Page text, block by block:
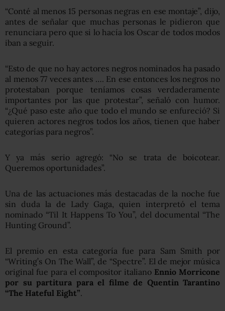
“Conté al menos 15 personas negras en ese montaje”, dijo,
antes de señalar que muchas personas le pidieron que
renunciara pero que si lo hacía los Oscar de todos modos
iban a seguir.
“Esto de que no hay actores negros nominados ha pasado
al menos 77 veces antes …. En ese entonces los negros no
protestaban porque teníamos cosas verdaderamente
importantes por las que protestar”, señaló con humor.
“¿Qué paso este año que todo el mundo se enfureció? Si
quieren actores negros todos los años, tienen que haber
categorías para negros”.
Y ya más serio agregó: “No se trata de boicotear.
Queremos oportunidades”.
Una de las actuaciones más destacadas de la noche fue
sin duda la de Lady Gaga, quien interpretó el tema
nominado “Til It Happens To You”, del documental “The
Hunting Ground”.
El premio en esta categoría fue para Sam Smith por
“Writing’s On The Wall”, de “Spectre”. El de mejor música
original fue para el compositor italiano Ennio Morricone
por su partitura para el filme de Quentin Tarantino
“The Hateful Eight”.